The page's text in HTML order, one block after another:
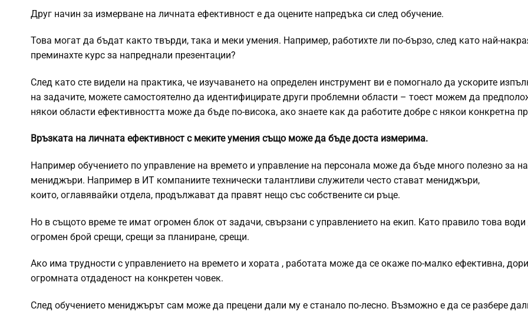
Друг начин за измерване на личната ефективност е да оцените напредъка си след обучение.
Това могат да бъдат както твърди, така и меки умения. Например, работихте ли по-бързо, след като най-
преминахте курс за напреднали презентации?
След като сте видели на практика, че изучаването на определен инструмент ви е помогнало да ускорите
на задачите, можете самостоятелно да идентифицирате други проблемни области – тоест можем да
някои области ефективността може да бъде по-висока, ако знаете как да работите добре с някои конкретна
Връзката на личната ефективност с меките умения също може да бъде доста измерима.
Например обучението по управление на времето и управление на персонала може да бъде много полезно за
мениджъри. Например в ИТ компаниите технически талантливи служители често стават мениджъри,
които, оглавявайки отдела, продължават да правят нещо със собствените си ръце.
Но в същото време те имат огромен блок от задачи, свързани с управлението на екип. Като правило това
огромен брой срещи, срещи за планиране, срещи.
Ако има трудности с управлението на времето и хората , работата може да се окаже по-малко ефективна,
огромната отдаденост на конкретен човек.
След обучението мениджърът сам може да прецени дали му е станало по-лесно. Възможно е да се разбере